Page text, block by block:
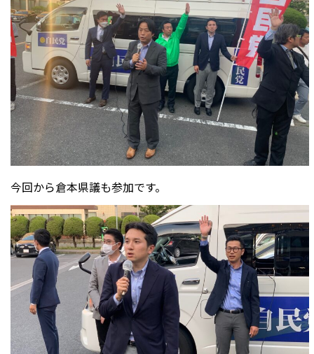
今回から倉本県議も参加です。